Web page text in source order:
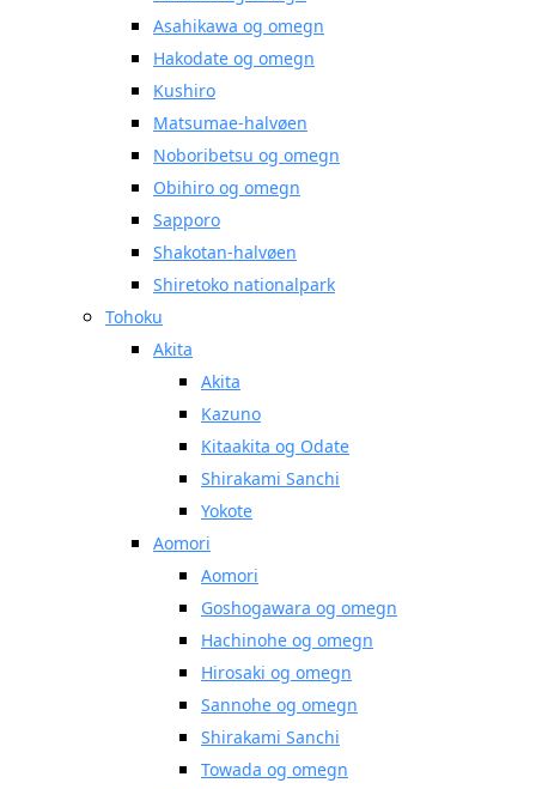
Asahikawa og omegn
Hakodate og omegn
Kushiro
Matsumae-halvøen
Noboribetsu og omegn
Obihiro og omegn
Sapporo
Shakotan-halvøen
Shiretoko nationalpark
Tohoku
Akita
Akita
Kazuno
Kitaakita og Odate
Shirakami Sanchi
Yokote
Aomori
Aomori
Goshogawara og omegn
Hachinohe og omegn
Hirosaki og omegn
Sannohe og omegn
Shirakami Sanchi
Towada og omegn